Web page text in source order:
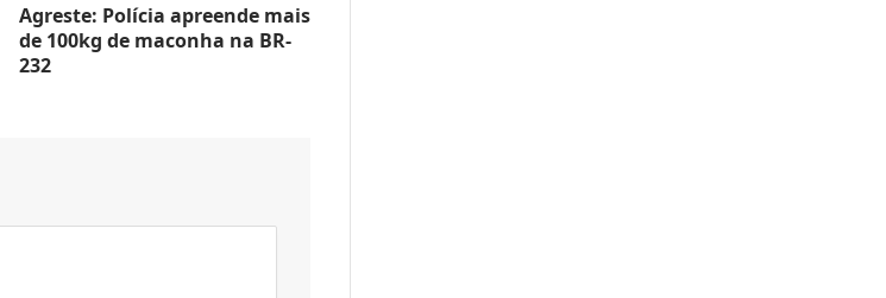
Agreste: Polícia apreende mais
de 100kg de maconha na BR-
232